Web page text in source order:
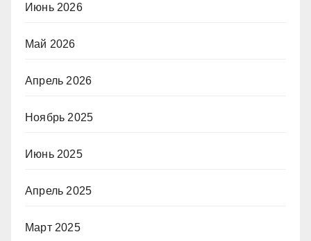
Июнь 2026
Май 2026
Апрель 2026
Ноябрь 2025
Июнь 2025
Апрель 2025
Март 2025